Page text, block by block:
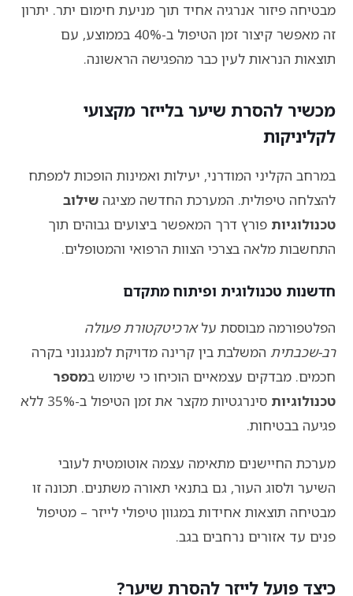
מבטיחה פיזור אנרגיה אחיד תוך מניעת חימום יתר. יתרון
זה מאפשר קיצור זמן הטיפול ב-40% בממוצע, עם
תוצאות הנראות לעין כבר מהפגישה הראשונה.
מכשיר להסרת שיער בלייזר מקצועי
לקליניקות
במרחב הקליני המודרני, יעילות ואמינות הופכות למפתח
להצלחה טיפולית. המערכת החדשה מציגה שילוב
טכנולוגיות פורץ דרך המאפשר ביצועים גבוהים תוך
התחשבות מלאה בצרכי הצוות הרפואי והמטופלים.
חדשנות טכנולוגית ופיתוח מתקדם
הפלטפורמה מבוססת עלארכיטקטורת פעולה
רב-שכבתית המשלבת בין קרינה מדויקת למנגנוני בקרה
חכמים. מבדקים עצמאיים הוכיחו כי שימוש במספר
טכנולוגיות
סינרגטיות מקצר את זמן הטיפול ב-35% ללא
פגיעה בבטיחות.
מערכת החיישנים מתאימה עצמה אוטומטית לעובי
השיער ולסוג העור, גם בתנאי תאורה משתנים. תכונה זו
מבטיחה תוצאות אחידות במגוון טיפולי לייזר – מטיפול
פנים עד אזורים נרחבים בגב.
כיצד פועל לייזר להסרת שיער?